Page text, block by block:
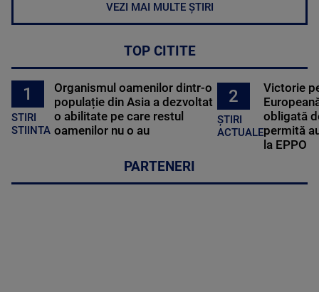
VEZI MAI MULTE ȘTIRI
TOP CITITE
1
STIRI
STIINTA
Organismul oamenilor dintr-o
populație din Asia a dezvoltat
o abilitate pe care restul
oamenilor nu o au
2
ȘTIRI
ACTUALE
Victorie
obligată
permită
la EPPO
PARTENERI